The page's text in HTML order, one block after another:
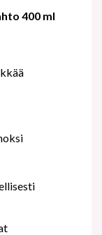
400 ml